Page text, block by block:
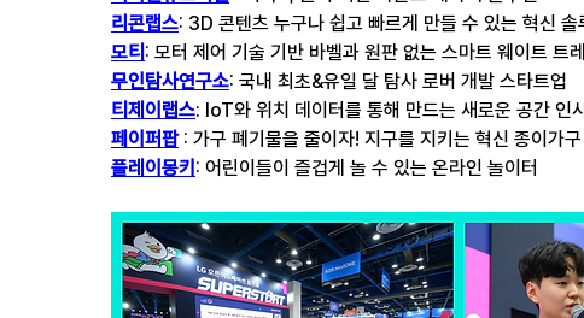
리콘랩스: 3D 콘텐츠 누구나 쉽고 빠르게 만들 수 있는 혁신 솔
모티 : 모터 제어 기술 기반 바벨과 원판 없는 스마트 웨이트 트
무인탐사연구소: 국내 최초&유일 달 탐사 로버 개발 스타트업
티제이랩스: IoT와 위치 데이터를 통해 만드는 새로운 공간 인
페이퍼팝 : 가구 폐기물을 줄이자! 지구를 지키는 혁신 종이가
플레이몽키 : 어린이들이 즐겁게 놀 수 있는 온라인 놀이터